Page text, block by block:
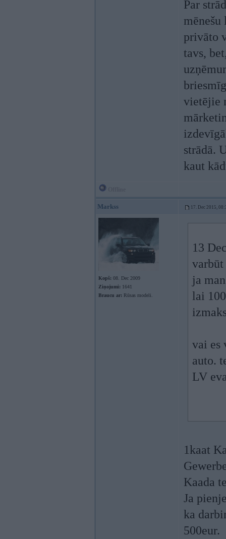
Par
privāto
tavs,
vietējie
strādā.
kaut
Markss 17. Dec 2015,
Kopš: 08. Dec 2009
Ziņojumi: 1641
Braucu ar: Rūsas modeli.
13
ja
lai
vai es
auto.
LV
1kaat
Kaada
Ja
ka
500eur.